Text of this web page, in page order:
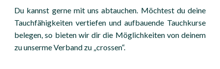
Du kannst gerne mit uns abtauchen. Möchtest du deine
Tauchfähigkeiten vertiefen und aufbauende Tauchkurse
belegen, so bieten wir dir die Möglichkeiten von deinem
zu unserme Verband zu „crossen“.